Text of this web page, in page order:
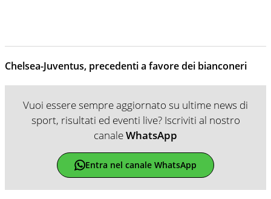
Chelsea-Juventus, precedenti a favore dei bianconeri
Vuoi essere sempre aggiornato su ultime news di
sport, risultati ed eventi live? Iscriviti al nostro
canaleWhatsApp
Entra nel canale WhatsApp